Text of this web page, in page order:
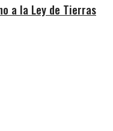
a la Ley de Tierras